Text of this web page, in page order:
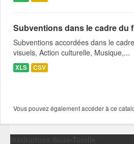
Subventions dans le cadre du
Subventions accordées dans le
visuels, Action culturelle, Musique,...
XLS CSV
Vous pouvez également accéder à ce